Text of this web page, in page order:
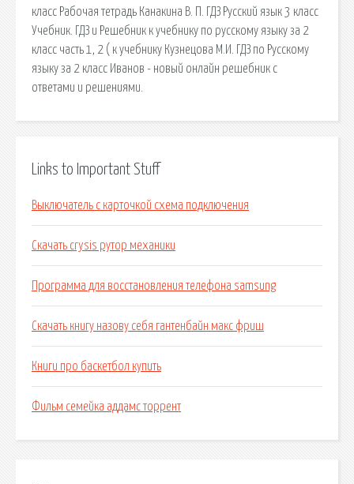
класс Рабочая тетрадь Канакина В. П. ГДЗ Русский язык 3 класс
Учебник. ГДЗ и Решебник к учебнику по русскому языку за 2
класс часть 1, 2 ( к учебнику Кузнецова М.И. ГДЗ по Русскому
языку за 2 класс Иванов - новый онлайн решебник с
ответами и решениями.
Links to Important Stuff
Выключатель с карточкой схема подключения
Скачать crysis рутор механики
Программа для восстановления телефона samsung
Скачать книгу назову себя гантенбайн макс фриш
Книги про баскетбол купить
Фильм семейка аддамс торрент